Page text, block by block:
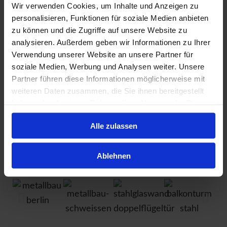
Wir verwenden Cookies, um Inhalte und Anzeigen zu
personalisieren, Funktionen für soziale Medien anbieten
zu können und die Zugriffe auf unsere Website zu
analysieren. Außerdem geben wir Informationen zu Ihrer
Verwendung unserer Website an unsere Partner für
soziale Medien, Werbung und Analysen weiter. Unsere
Partner führen diese Informationen möglicherweise mit
weiteren Daten zusammen, die Sie ihnen bereitgestellt
gesammelt haben.
Alle zulassen
Ablehnen
Treppen, Geländern und Balkonen
überRaumtrennerbis hin zu
individuellen Stahlkonstruktionen
nach Maß.
Als zertifizierter Schweißfachbetrieb
aus Stahl, die Funktionalität, Design
und handwerkliche Präzision
vereinen.